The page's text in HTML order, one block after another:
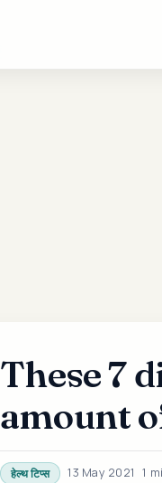
These 7
amount
हेल्थ टिप्स 13 May 2021 1